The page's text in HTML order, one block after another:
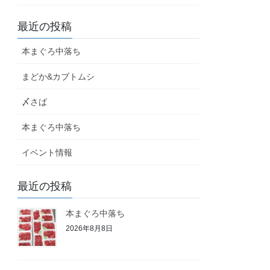
最近の投稿
本まぐろ中落ち
まどか&カブトムシ
〆さば
本まぐろ中落ち
イベント情報
最近の投稿
本まぐろ中落ち
2026年8月8日